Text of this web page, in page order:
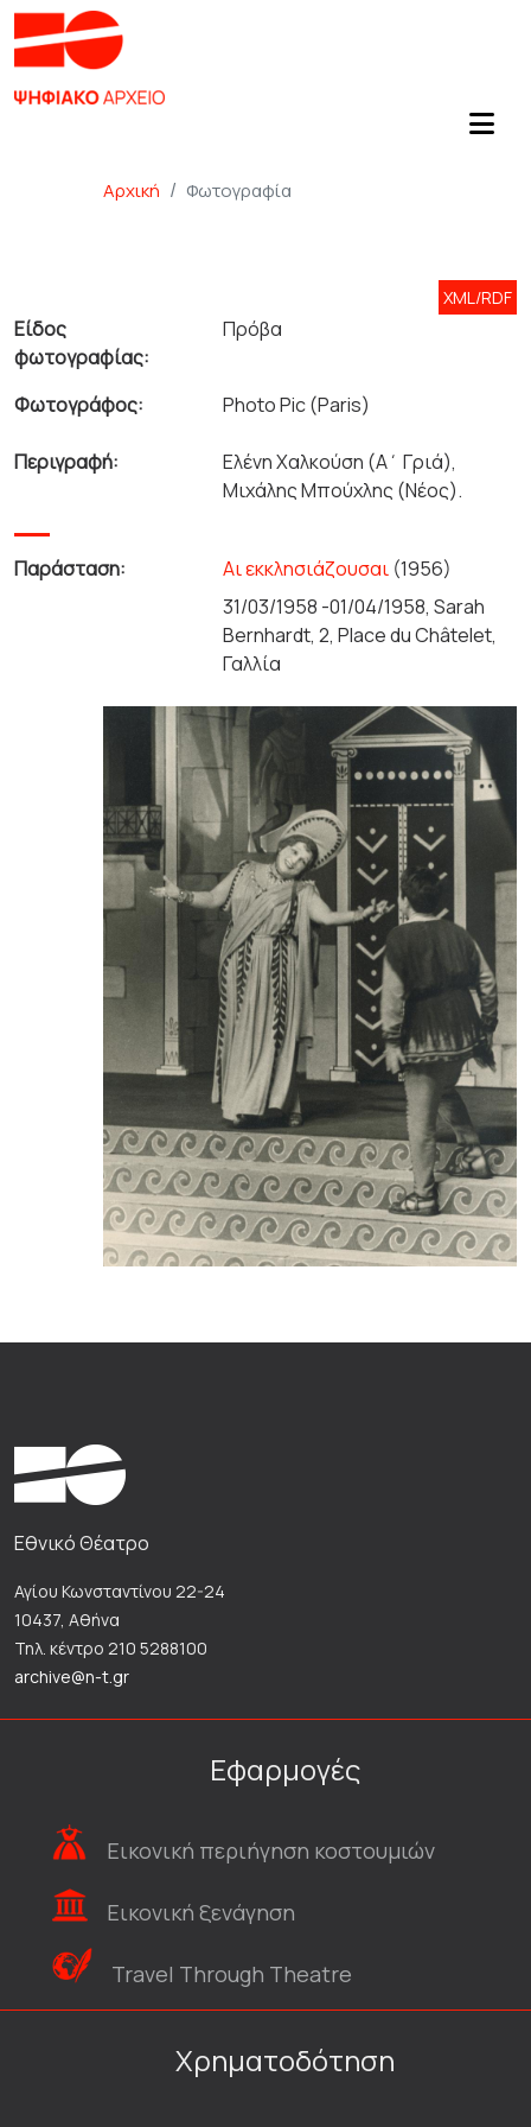
Αρχική Φωτογραφία
XML/RDF
Είδος
φωτογραφίας:
Πρόβα
Φωτογράφος: Photo Pic (Paris)
Περιγραφή:
Ελένη Χαλκούση (Α΄ Γριά),
Μιχάλης Μπούχλης (Νέος).
Παράσταση: Αι εκκλησιάζουσαι (1956)
31/03/1958 -01/04/1958, Sarah
Bernhardt, 2, Place du Châtelet,
Γαλλία
Εθνικό Θέατρο
Αγίου Κωνσταντίνου 22-24
10437, Αθήνα
Τηλ. κέντρο 210 5288100
archive@n-t.gr
Εφαρμογές
Εικονική περιήγηση κοστουμιών
Εικονική ξενάγηση
Travel Through Theatre
Χρηματοδότηση